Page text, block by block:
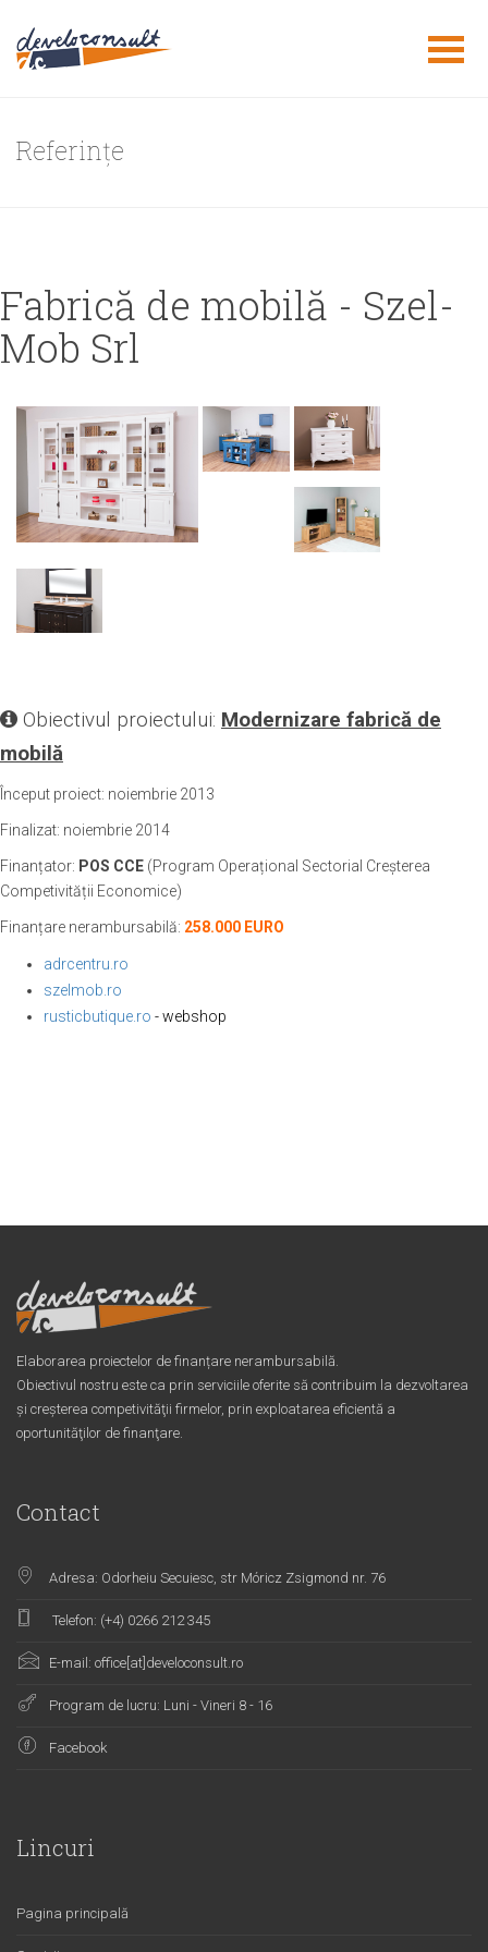
Referințe
Fabrică de mobilă - Szel-
Mob Srl
Obiectivul proiectului: Modernizare fabrică de
mobilă
Început proiect: noiembrie 2013
Finalizat: noiembrie 2014
Finanțator: POS CCE (Program Operațional Sectorial Creșterea
Competivității Economice)
Finanțare nerambursabilă: 258.000 EURO
adrcentru.ro
szelmob.ro
rusticbutique.ro - webshop
Elaborarea proiectelor de finanțare nerambursabilă.
Obiectivul nostru este ca prin serviciile oferite să contribuim la dezvoltarea
şi creşterea competivităţii firmelor, prin exploatarea eficientă a
oportunităţilor de finanţare.
Contact
Adresa: Odorheiu Secuiesc, str Móricz Zsigmond nr. 76
Telefon: (+4) 0266 212 345
E-mail: office[at]develoconsult.ro
Program de lucru: Luni - Vineri 8 - 16
Facebook
Lincuri
Pagina principală